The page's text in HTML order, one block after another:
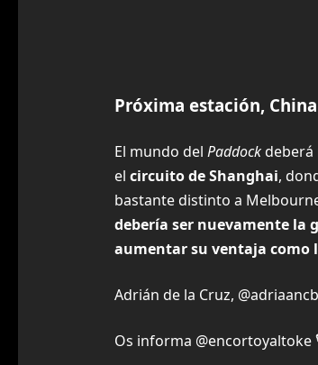
Próxima estación, China
El mundo del Paddockdeberá
el circuito de Shanghai,
bastante distinto a
debería ser nuevamente la
aumentar su ventaja como
Adrián de la Cruz, @adriaancb_
Os informa @encortoyaltoke